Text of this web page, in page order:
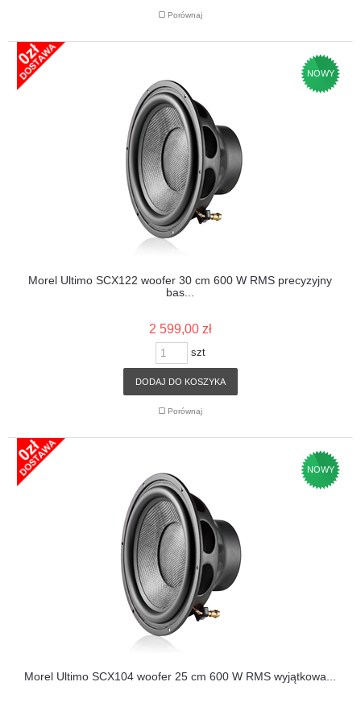
Porównaj
NOWY
Morel Ultimo SCX122 woofer 30 cm 600 W RMS precyzyjny
bas...
2 599,00 zł
szt
DODAJ DO KOSZYKA
Porównaj
NOWY
Morel Ultimo SCX104 woofer 25 cm 600 W RMS wyjątkowa...